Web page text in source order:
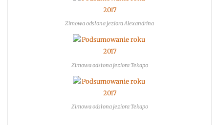
Zimowa odsłona jeziora Alexandrina
Zimowa odsłona jeziora Tekapo
Zimowa odsłona jeziora Tekapo